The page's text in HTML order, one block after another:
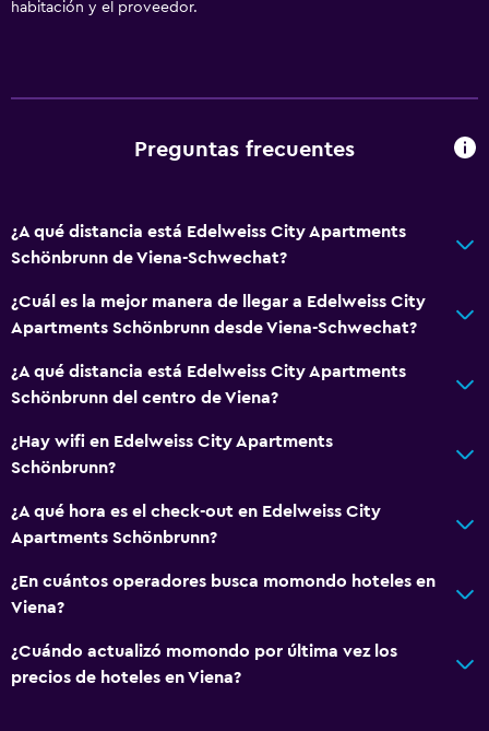
habitación y el proveedor.
Preguntas frecuentes
¿A qué distancia está Edelweiss City Apartments
Schönbrunn de Viena-Schwechat?
¿Cuál es la mejor manera de llegar a Edelweiss City
Apartments Schönbrunn desde Viena-Schwechat?
¿A qué distancia está Edelweiss City Apartments
Schönbrunn del centro de Viena?
¿Hay wifi en Edelweiss City Apartments
Schönbrunn?
¿A qué hora es el check-out en Edelweiss City
Apartments Schönbrunn?
¿En cuántos operadores busca momondo hoteles en
Viena?
¿Cuándo actualizó momondo por última vez los
precios de hoteles en Viena?